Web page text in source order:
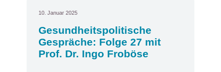
10. Januar 2025
Gesundheitspolitische
Gespräche: Folge 27 mit
Prof. Dr. Ingo Froböse